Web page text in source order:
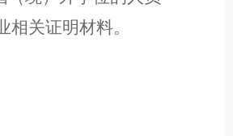
关证明材料。